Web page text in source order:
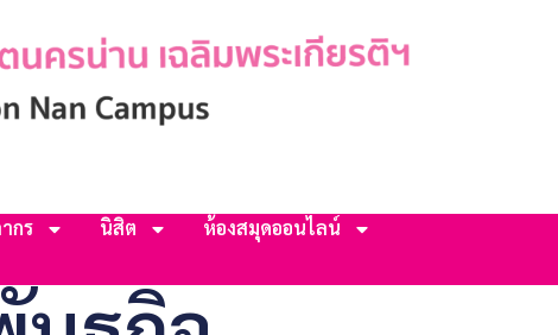
กร นิสิต
ห้องสมุดออนไลน์